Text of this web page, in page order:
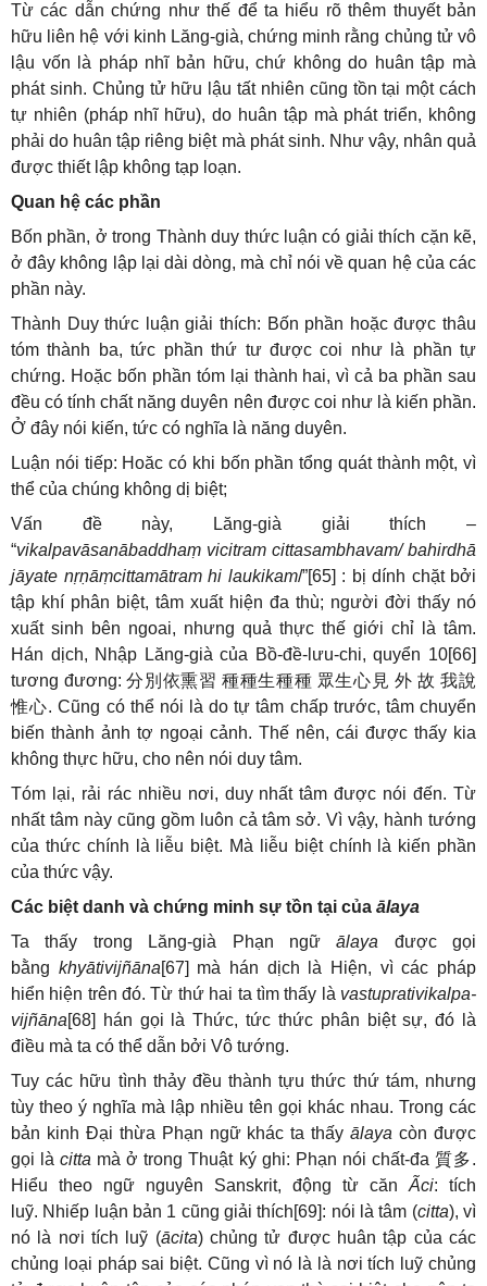
Từ các dẫn chứng như thế để ta hiểu rõ thêm thuyết bản
hữu liên hệ với kinh Lăng-già, chứng minh rằng chủng tử vô
lậu vốn là pháp nhĩ bản hữu, chứ không do huân tập mà
phát sinh. Chủng tử hữu lậu tất nhiên cũng tồn tại một cách
tự nhiên (pháp nhĩ hữu), do huân tập mà phát triển, không
phải do huân tập riêng biệt mà phát sinh. Như vậy, nhân quả
được thiết lập không tạp loạn.
Quan hệ các phần
Bốn phần, ở trong Thành duy thức luận có giải thích cặn kẽ,
ở đây không lập lại dài dòng, mà chỉ nói về quan hệ của các
phần này.
Thành Duy thức luận giải thích: Bốn phần hoặc được thâu
tóm thành ba, tức phần thứ tư được coi như là phần tự
chứng. Hoặc bốn phần tóm lại thành hai, vì cả ba phần sau
đều có tính chất năng duyên nên được coi như là kiến phần.
Ở đây nói kiến, tức có nghĩa là năng duyên.
Luận nói tiếp: Hoăc có khi bốn phần tổng quát thành một, vì
thể của chúng không dị biệt;
Vấn đề này, Lăng-già giải thích –
“vikalpavāsanābaddhaṃ vicitram cittasambhavam/ bahirdhā
jāyate nṛṇāṃcittamātram hi laukikam/”[65] : bị dính chặt bởi
tập khí phân biệt, tâm xuất hiện đa thù; người đời thấy nó
xuất sinh bên ngoai, nhưng quả thực thế giới chỉ là tâm.
Hán dịch, Nhập Lăng-già của Bồ-đề-lưu-chi, quyển 10[66]
tương đương:分別依熏習 種種生種種 眾生心見 外 故 我說
惟心. Cũng có thể nói là do tự tâm chấp trước, tâm chuyển
biến thành ảnh tợ ngoại cảnh. Thế nên, cái được thấy kia
không thực hữu, cho nên nói duy tâm.
Tóm lại, rải rác nhiều nơi, duy nhất tâm được nói đến. Từ
nhất tâm này cũng gồm luôn cả tâm sở. Vì vậy, hành tướng
của thức chính là liễu biệt. Mà liễu biệt chính là kiến phần
của thức vậy.
Các biệt danh và chứng minh sự tồn tại của ālaya
Ta thấy trong Lăng-già Phạn ngữālaya được gọi
bằng khyātivijñāna[67] mà hán dịch là Hiện, vì các pháp
hiển hiện trên đó. Từ thứ hai ta tìm thấy là vastuprativikalpa-
vijñāna[68] hán gọi là Thức, tức thức phân biệt sự, đó là
điều mà ta có thể dẫn bởi Vô tướng.
Tuy các hữu tình thảy đều thành tựu thức thứ tám, nhưng
tùy theo ý nghĩa mà lập nhiều tên gọi khác nhau. Trong các
bản kinh Đại thừa Phạn ngữ khác ta thấyālaya còn được
gọi làcitta mà ở trong Thuật ký ghi: Phạn nói chất-đa 質多.
Hiểu theo ngữ nguyên Sanskrit, động từ căn Ãci: tích
luỹ. Nhiếp luận bản 1 cũng giải thích[69]: nói là tâm (citta), vì
nó là nơi tích luỹ (ācita) chủng tử được huân tập của các
chủng loại pháp sai biệt. Cũng vì nó là là nơi tích luỹ chủng